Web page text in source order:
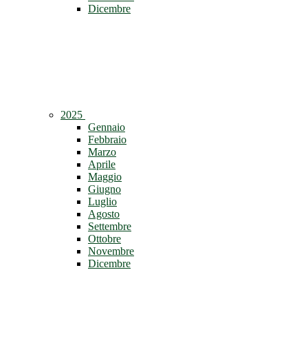
Dicembre
2025
Gennaio
Febbraio
Marzo
Aprile
Maggio
Giugno
Luglio
Agosto
Settembre
Ottobre
Novembre
Dicembre